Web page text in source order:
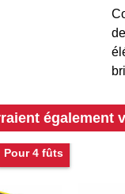
également
Pour 4 fûts